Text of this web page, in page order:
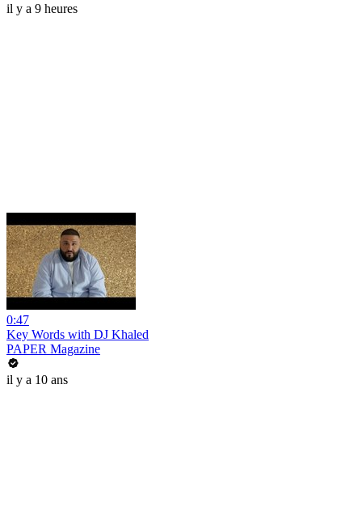
il y a 9 heures
0:47
Key Words with DJ Khaled
PAPER Magazine
il y a 10 ans